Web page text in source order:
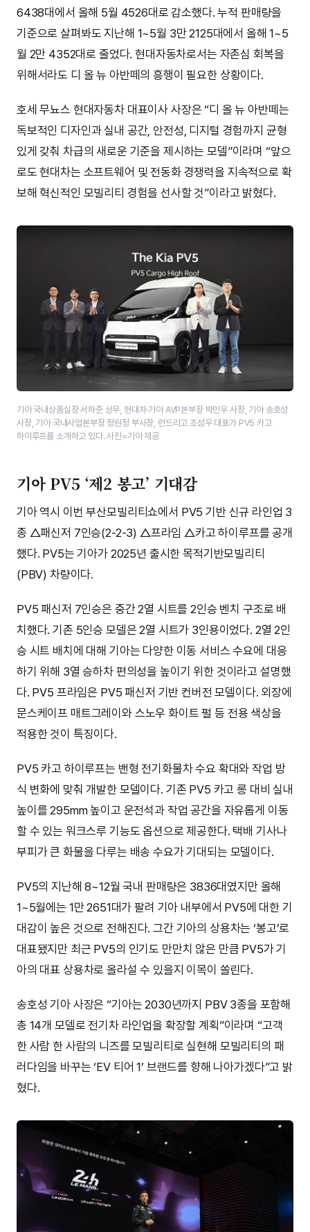
6438대에서 올해 5월 4526대로 감소했다. 누적 판매량을
기준으로 살펴봐도 지난해 1~5월 3만 2125대에서 올해 1~5
월 2만 4352대로 줄었다. 현대자동차로서는 자존심 회복을
위해서라도 디 올 뉴 아반떼의 흥행이 필요한 상황이다.
호세 무뇨스 현대자동차 대표이사 사장은 “디 올 뉴 아반떼는
독보적인 디자인과 실내 공간, 안전성, 디지털 경험까지 균형
있게 갖춰 차급의 새로운 기준을 제시하는 모델”이라며 “앞으
로도 현대차는 소프트웨어 및 전동화 경쟁력을 지속적으로 확
보해 혁신적인 모빌리티 경험을 선사할 것”이라고 밝혔다.
기아 국내상품실장 서하준 상무, 현대차·기아 AVP본부장 박민우 사장, 기아 송호성
사장, 기아 국내사업본부장 정원정 부사장, 런드리고 조성우 대표가 PV5 카고
하이루프를 소개하고 있다. 사진=기아 제공
기아 PV5 ‘제2 봉고’ 기대감
기아 역시 이번 부산모빌리티쇼에서 PV5 기반 신규 라인업 3
종 △패신저 7인승(2-2-3) △프라임 △카고 하이루프를 공개
했다. PV5는 기아가 2025년 출시한 목적기반모빌리티
(PBV) 차량이다.
PV5 패신저 7인승은 중간 2열 시트를 2인승 벤치 구조로 배
치했다. 기존 5인승 모델은 2열 시트가 3인용이었다. 2열 2인
승 시트 배치에 대해 기아는 다양한 이동 서비스 수요에 대응
하기 위해 3열 승하차 편의성을 높이기 위한 것이라고 설명했
다. PV5 프라임은 PV5 패신저 기반 컨버전 모델이다. 외장에
문스케이프 매트그레이와 스노우 화이트 펄 등 전용 색상을
적용한 것이 특징이다.
PV5 카고 하이루프는 밴형 전기화물차 수요 확대와 작업 방
식 변화에 맞춰 개발한 모델이다. 기존 PV5 카고 롱 대비 실내
높이를 295mm 높이고 운전석과 작업 공간을 자유롭게 이동
할 수 있는 워크스루 기능도 옵션으로 제공한다. 택배 기사나
부피가 큰 화물을 다루는 배송 수요가 기대되는 모델이다.
PV5의 지난해 8~12월 국내 판매량은 3836대였지만 올해
1~5월에는 1만 2651대가 팔려 기아 내부에서 PV5에 대한 기
대감이 높은 것으로 전해진다. 그간 기아의 상용차는 ‘봉고’로
대표됐지만 최근 PV5의 인기도 만만치 않은 만큼 PV5가 기
아의 대표 상용차로 올라설 수 있을지 이목이 쏠린다.
송호성 기아 사장은 “기아는 2030년까지 PBV 3종을 포함해
총 14개 모델로 전기차 라인업을 확장할 계획”이라며 “고객
한 사람 한 사람의 니즈를 모빌리티로 실현해 모빌리티의 패
러다임을 바꾸는 ‘EV 티어 1’ 브랜드를 향해 나아가겠다”고 밝
혔다.